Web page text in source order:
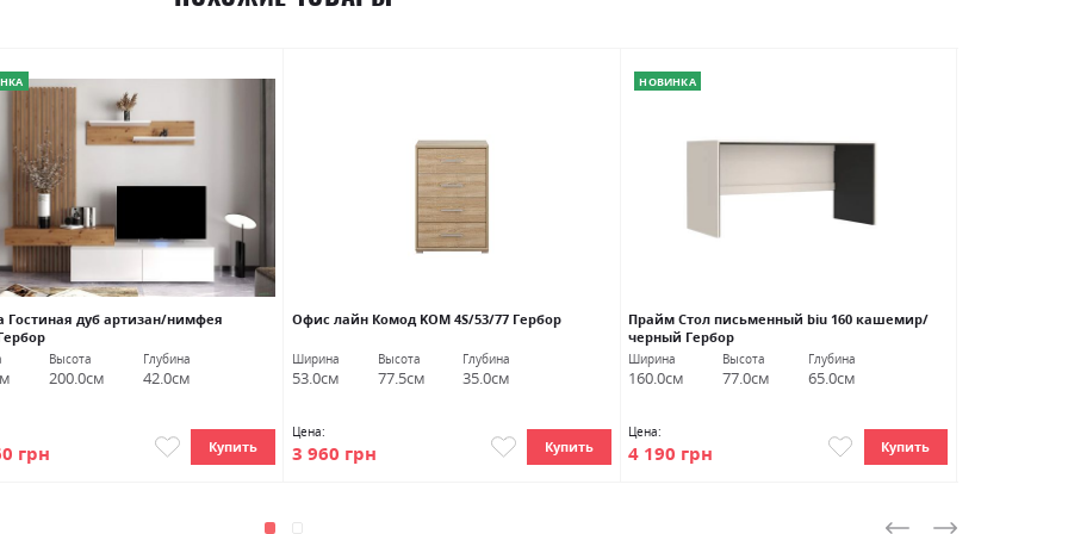
Гостиная дуб артизан/нимфея
Высота
200.0см
Глубина
42.0см
грн Купить
Офис лайн Комод KOМ 4S/53/77 Гербор
Ширина
53.0см
Высота
77.5см
Глубина
35.0см
Цена:
3 960 грн Купить
НОВИНКА
Прайм Стол письменный biu 160 кашемир/
черный Гербор
Ширина
160.0см
Высота
77.0см
Глубина
65.0см
Цена:
4 190 грн Купить